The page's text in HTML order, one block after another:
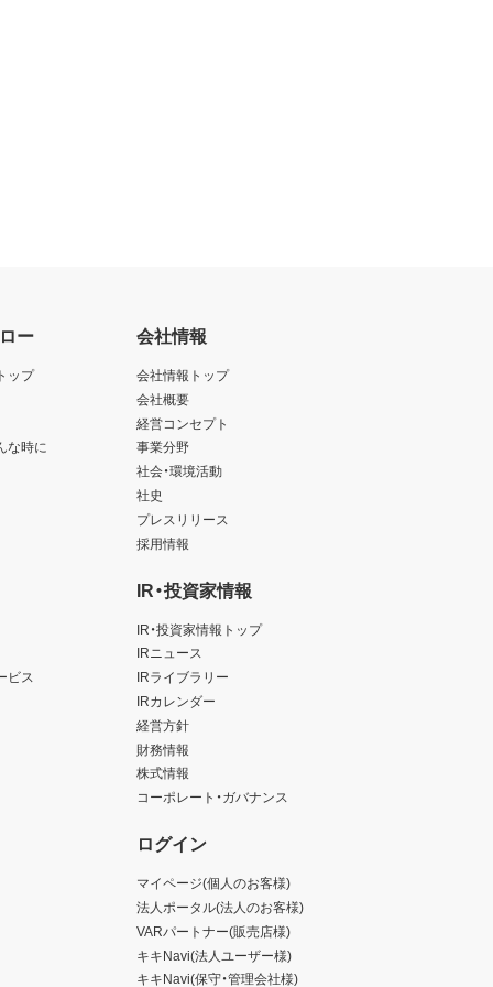
ー
ップ
な時に
ビス
会社情報
会社情報トップ
会社概要
経営コンセプト
事業分野
社会・環境活動
社史
プレスリリース
採用情報
IR・投資家情報
IR・投資家情報トップ
IRニュース
IRライブラリー
IRカレンダー
経営方針
財務情報
株式情報
コーポレート・ガバナンス
ログイン
マイページ(個人のお客様)
法人ポータル(法人のお客様)
VARパートナー(販売店様)
キキNavi(法人ユーザー様)
キキNavi(保守・管理会社様)